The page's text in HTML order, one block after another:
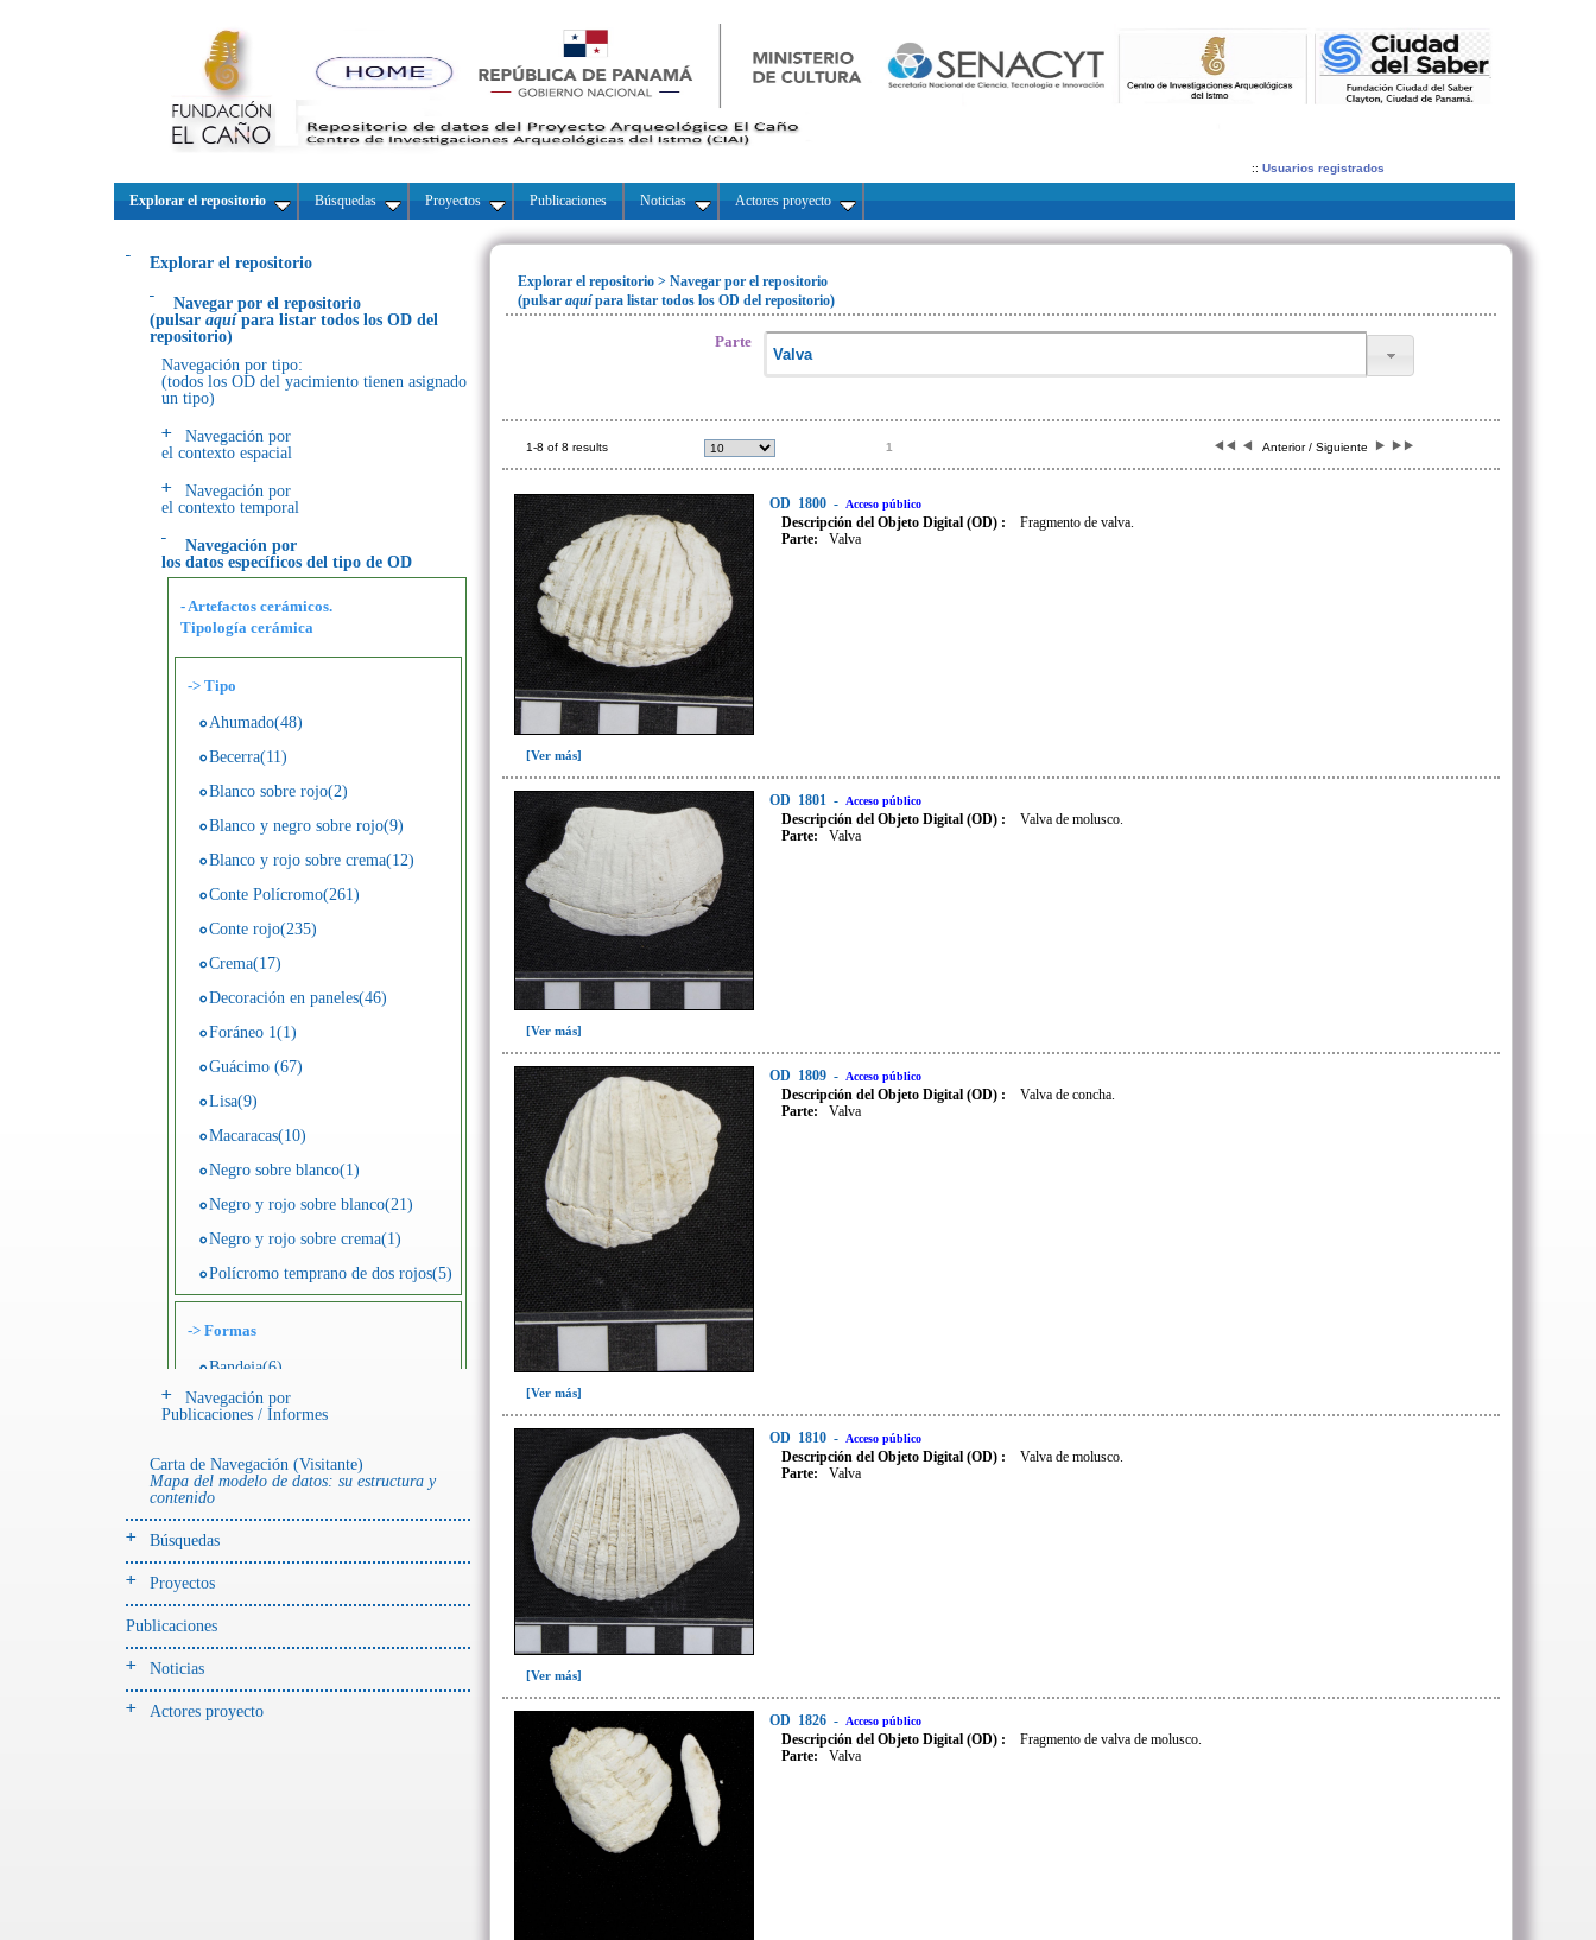
:: Usuarios registrados
Explorar el repositorio Búsquedas Proyectos Publicaciones Noticias Actores proyecto
Explorar el repositorio
Navegar por el repositorio
(pulsar aquí para listar todos los OD del
repositorio)
Navegación por tipo:
(todos los OD del yacimiento tienen asignado
un tipo)
Navegación por
el contexto espacial
Navegación por
el contexto temporal
Navegación por
los datos específicos del tipo de OD
- Artefactos cerámicos.
Tipología cerámica
-> Tipo
Ahumado(48)
Becerra(11)
Blanco sobre rojo(2)
Blanco y negro sobre rojo(9)
Blanco y rojo sobre crema(12)
Conte Polícromo(261)
Conte rojo(235)
Crema(17)
Decoración en paneles(46)
Foráneo 1(1)
Guácimo (67)
Lisa(9)
Macaracas(10)
Negro sobre blanco(1)
Negro y rojo sobre blanco(21)
Negro y rojo sobre crema(1)
Polícromo temprano de dos rojos(5)
-> Formas
Bandeja(6)
Botella(4)
Efigie antropomorfa(24)
Efigie híbrida(2)
Efigie zoomorfa(56)
Jarra(340)
Mamaderas(1)
Molde(1)
Navegación por
Publicaciones / Informes
Carta de Navegación (Visitante)
Mapa del modelo de datos: su estructura y
contenido
Búsquedas
Proyectos
Publicaciones
Noticias
Actores proyecto
Explorar el repositorio > Navegar por el repositorio
(pulsar aquípara listar todos los OD del repositorio)
Parte
1-8 of 8 results 1 Anterior / Siguiente
OD 1800 - Acceso público
Descripción del Objeto Digital (OD) :
Fragmento de valva.
Parte:
Valva
[Ver más]
OD 1801 - Acceso público
Descripción del Objeto Digital (OD) :
Valva de molusco.
Parte:
Valva
[Ver más]
OD 1809 - Acceso público
Descripción del Objeto Digital (OD) :
Valva de concha.
Parte:
Valva
[Ver más]
OD 1810 - Acceso público
Descripción del Objeto Digital (OD) :
Valva de molusco.
Parte:
Valva
[Ver más]
OD 1826 - Acceso público
Descripción del Objeto Digital (OD) :
Fragmento de valva de molusco.
Parte:
Valva